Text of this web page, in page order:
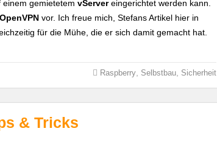
einem gemietetem vServereingerichtet werden kann.
OpenVPN vor. Ich freue mich, Stefans Artikel hier in
für die Mühe, die er sich damit gemacht hat.
Raspberry, Selbstbau, Sicherheit
& Tricks